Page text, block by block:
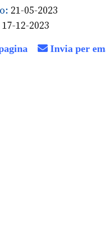
21-05-2023
17-12-2023
Invia per